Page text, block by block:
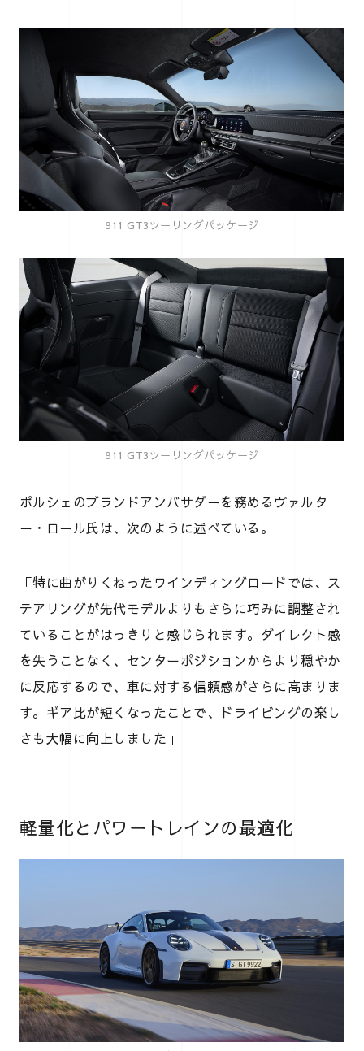
911 GT3ツーリングパッケージ
911 GT3ツーリングパッケージ
ポルシェのブランドアンバサダーを務めるヴァルタ
ー・ロール氏は、次のように述べている。
「特に曲がりくねったワインディングロードでは、ス
テアリングが先代モデルよりもさらに巧みに調整され
ていることがはっきりと感じられます。ダイレクト感
を失うことなく、センターポジションからより穏やか
に反応するので、車に対する信頼感がさらに高まりま
す。ギア比が短くなったことで、ドライビングの楽し
さも大幅に向上しました」
軽量化とパワートレインの最適化